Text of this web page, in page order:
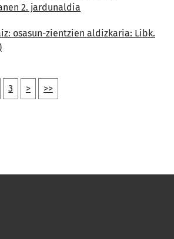
2. jardunaldia
osasun-zientzien aldizkaria: Libk.
3 > >>